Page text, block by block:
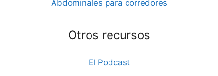
Abdominales para corredores
Otros recursos
El Podcast